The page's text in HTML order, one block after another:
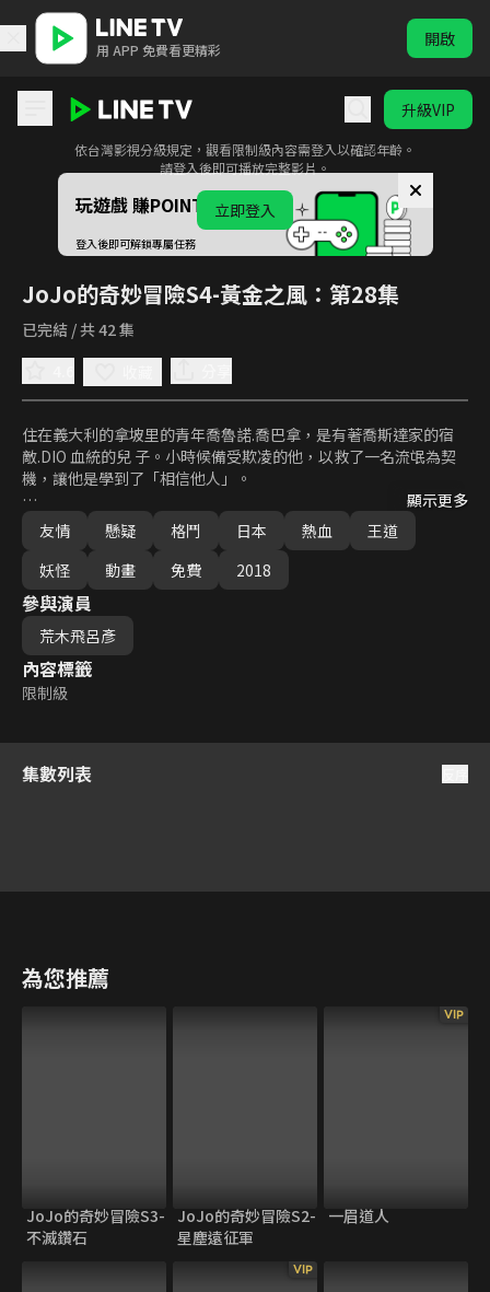
用 APP 免費看更精彩 開啟
升級VIP
JoJo的奇妙冒險S4-黃金之風
此影音為限制級內容
依台灣影視分級規定，觀看限制級內容需登入以確認年齡。
請登入後即可播放完整影片。
立即登入
玩遊戲 賺POINTS！
登入後即可解鎖專屬任務
JoJo的奇妙冒險S4-黃金之風 ：第28集
已完結 / 共 42 集
住在義大利的拿坡里的青年喬魯諾.喬巴拿，是有著喬斯達家的宿
敵.DIO 血統的兒 子。小時候備受欺凌的他，以救了一名流氓為契
機，讓他是學到了「相信他人」。
對於這位不忘恩情、並帶有敬意與他來往的這名流氓，深深地吸引
了他的心。就這樣，讓喬魯諾是憧憬成為一名「流氓巨星」。15歲
那年，因和黑道組織「熱情」起了糾紛，也讓他是被人給盯上...
顯示更多
友情
懸疑 格鬥 日本 熱血
王道
妖怪
動畫 免費 2018
參與演員
荒木飛呂彥
內容標籤
限制級
集數列表
為您推薦
JoJo的奇妙冒險S3-
不滅鑽石
JoJo的奇妙冒險S2-
星塵遠征軍
VIP
一眉道人
VIP